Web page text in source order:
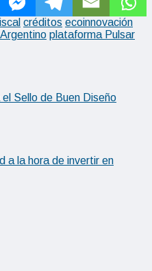
créditos ecoinnovación
Argentino plataforma Pulsar
Sello de Buen Diseño
a la hora de invertir en